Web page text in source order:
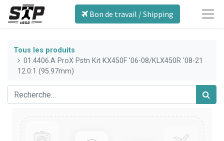
Bon de travail / Shipping
Tous les produits
01.4406.A ProX Pstn Kit KX450F '06-08/KLX450R '08-21
12.0:1 (95.97mm)